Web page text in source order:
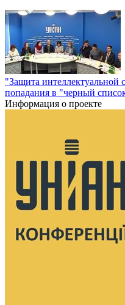
"Защита интеллектуальной
попадания в "черный
Информация о проекте